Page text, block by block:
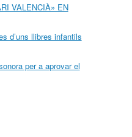
VALENCIÀ» EN
d’uns llibres infantils
per a aprovar el